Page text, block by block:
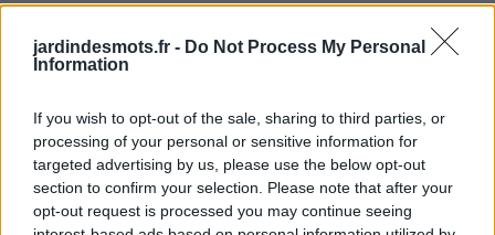
jardindesmots.fr - Do Not Process My Personal
Information
If you wish to opt-out of the sale, sharing to third parties, or
processing of your personal or sensitive information for
targeted advertising by us, please use the below opt-out
section to confirm your selection. Please note that after your
opt-out request is processed you may continue seeing
Solution Jardin des Mots niveau 8435
Solution Jardin des Mots niveau 8436
Solution Jardin des Mots niveau 8437
Solution Jardin des Mots niveau 8438